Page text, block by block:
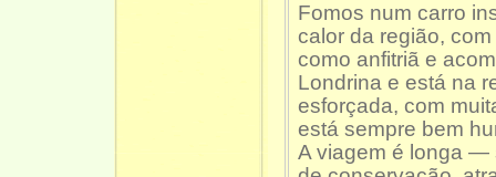
Fomos num carro
calor da região,
como anfitriã e
Londrina e está na
esforçada, com
está sempre bem
A viagem é longa —